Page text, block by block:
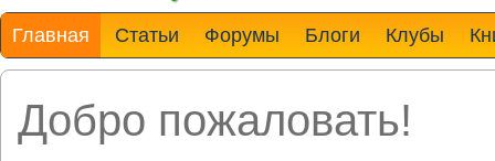
Главная Статьи Форумы Блоги Клубы
Добро пожаловать!